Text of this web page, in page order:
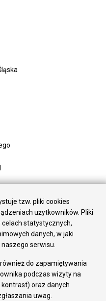
tzw. pliki cookies
użytkowników. Pliki
statystycznych,
danych, w jaki
serwisu.
do zapamiętywania
podczas wizyty na
oraz danych
uwag.